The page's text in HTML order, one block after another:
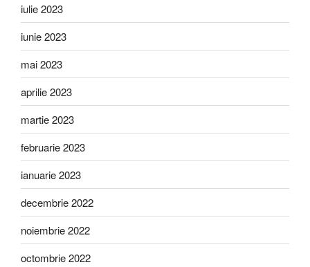
iulie 2023
iunie 2023
mai 2023
aprilie 2023
martie 2023
februarie 2023
ianuarie 2023
decembrie 2022
noiembrie 2022
octombrie 2022